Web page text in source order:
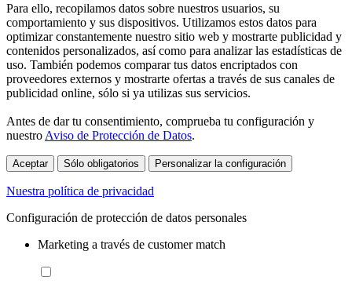
Para ello, recopilamos datos sobre nuestros usuarios, su
comportamiento y sus dispositivos. Utilizamos estos datos para
optimizar constantemente nuestro sitio web y mostrarte publicidad y
contenidos personalizados, así como para analizar las estadísticas de
uso. También podemos comparar tus datos encriptados con
proveedores externos y mostrarte ofertas a través de sus canales de
publicidad online, sólo si ya utilizas sus servicios.
Antes de dar tu consentimiento, comprueba tu configuración y
nuestro Aviso de Protección de Datos.
Aceptar Sólo obligatorios Personalizar la configuración
Nuestra política de privacidad
Configuración de protección de datos personales
Marketing a través de customer match